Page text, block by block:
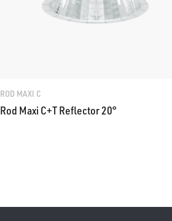
ROD MAXI C
Rod Maxi C+T Reflector 20°